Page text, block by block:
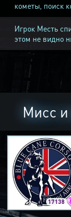
кометы, поиск
Игрок Месть
этом не видно
Мисс
17138